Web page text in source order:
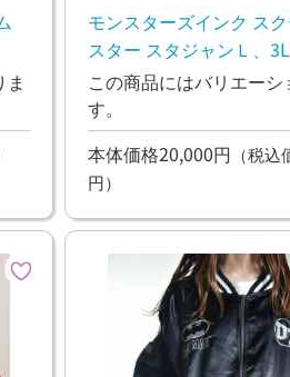
モンスターズインク ス
スター スタジャンＬ、3L
この商品にはバリエーシ
す。
本体価格20,000円 （税
円）